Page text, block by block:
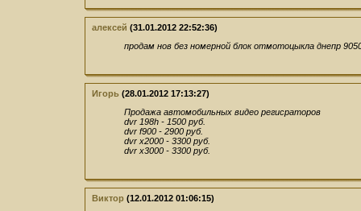
алексей (31.01.2012 22:52:36)
продам нов без номерной блок отмотоцыкла днепр
Игорь (28.01.2012 17:13:27)
Продажа автомобильных видео регисраторов
dvr 198h - 1500 руб.
dvr f900 - 2900 руб.
dvr x2000 - 3300 руб.
dvr x3000 - 3300 руб.
Виктор (12.01.2012 01:06:15)